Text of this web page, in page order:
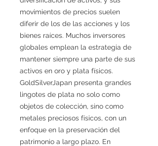
movimientos de precios suelen
diferir de los de las acciones y los
bienes raíces. Muchos inversores
globales emplean la estrategia de
mantener siempre una parte de sus
activos en oro y plata físicos.
GoldSilverJapan presenta grandes
lingotes de plata no solo como
objetos de colección, sino como
metales preciosos físicos, con un
enfoque en la preservación del
patrimonio a largo plazo. En